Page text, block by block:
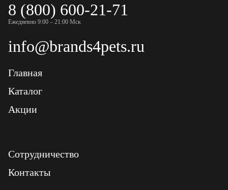
8 (800) 600-21-71
Ежедневно 9:00 – 21:00 Мск
info@brands4pets.ru
Главная
Каталог
Акции
Сотрудничество
Контакты